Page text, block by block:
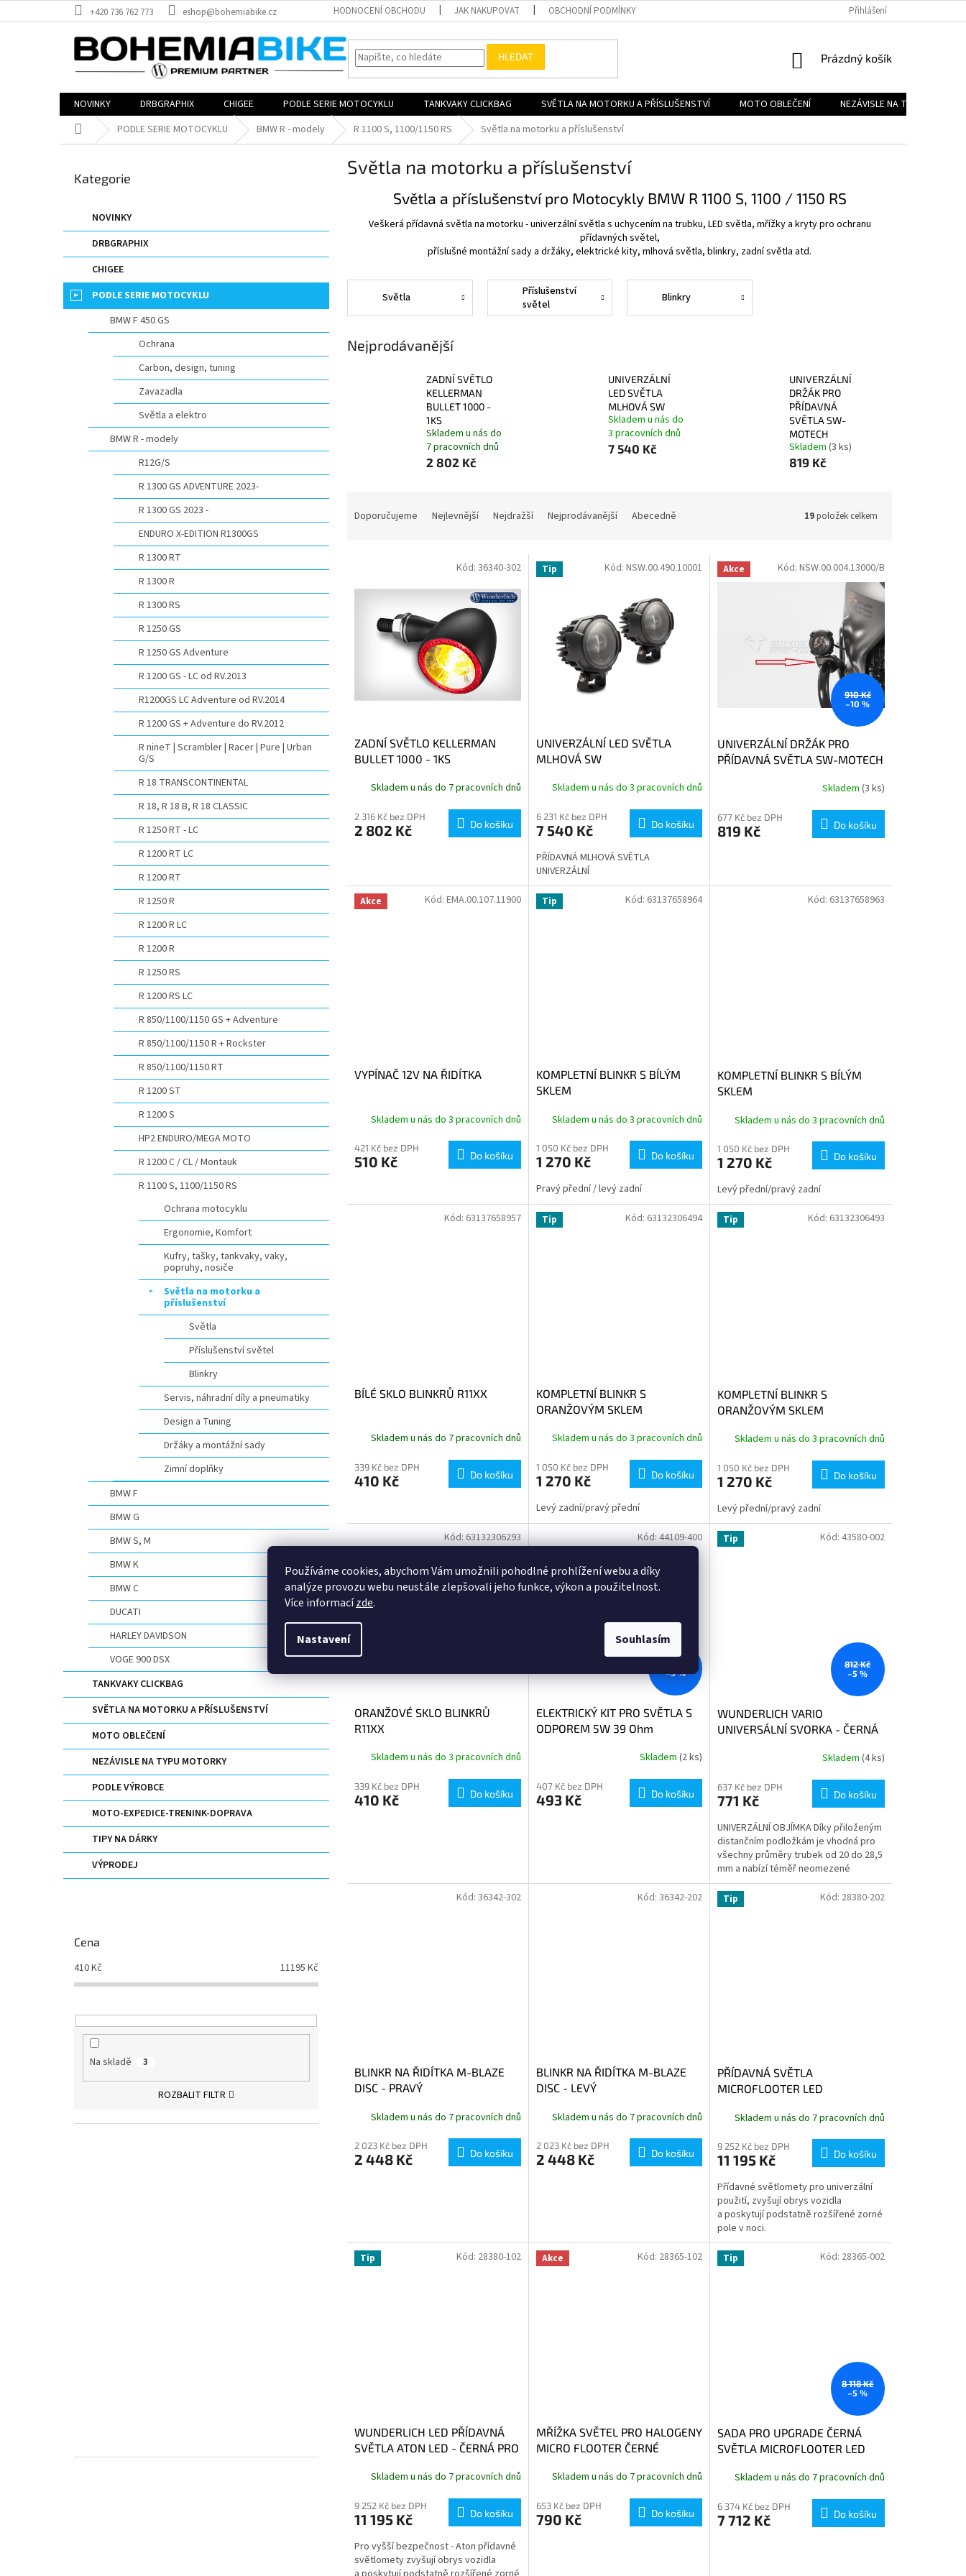
Používáme cookies, abychom Vám umožnili pohodlné prohlížení webu a díky
analýze provozu webu neustále zlepšovali jeho funkce, výkon a použitelnost.
Více informacízde.
Nastavení Souhlasím
na
+420 736 762 773 eshop@bohemiabike.cz HODNOCENÍ OBCHODU JAK NAKUPOVAT OBCHODNÍ PODMÍNKY REKLAMAČNÍ ŘÁD
Přihlášení
HLEDAT
NÁKUPNÍ
Prázdný košík
NOVINKY DRBGRAPHIX CHIGEE PODLE SERIE MOTOCYKLU TANKVAKY CLICKBAG SVĚTLA NA MOTORKU A PŘÍSLUŠENSTVÍ MOTO OBLEČENÍ
NEZÁVISLE NA TYPU
Domů PODLE SERIE MOTOCYKLU BMW R - modely R 1100 S, 1100/1150 RS Světla na motorku a příslušenství
a
n
a
Přeskočit
Kategorie
NOVINKY
DRBGRAPHIX
CHIGEE
PODLE SERIE MOTOCYKLU
BMW F 450 GS
Ochrana
Carbon, design, tuning
Zavazadla
Světla a elektro
BMW R - modely
R12G/S
R 1300 GS ADVENTURE 2023-
R 1300 GS 2023 -
ENDURO X-EDITION R1300GS
R 1300 RT
R 1300 R
R 1300 RS
R 1250 GS
R 1250 GS Adventure
R 1200 GS - LC od RV.2013
R1200GS LC Adventure od RV.2014
R 1200 GS + Adventure do RV.2012
R nineT | Scrambler | Racer | Pure | Urban
G/S
R 18 TRANSCONTINENTAL
R 18, R 18 B, R 18 CLASSIC
R 1250 RT - LC
R 1200 RT LC
R 1200 RT
R 1250 R
R 1200 R LC
R 1200 R
R 1250 RS
R 1200 RS LC
R 850/1100/1150 GS + Adventure
R 850/1100/1150 R + Rockster
R 850/1100/1150 RT
R 1200 ST
R 1200 S
HP2 ENDURO/MEGA MOTO
R 1200 C / CL / Montauk
R 1100 S, 1100/1150 RS
Ochrana motocyklu
Ergonomie, Komfort
Kufry, tašky, tankvaky, vaky,
popruhy, nosiče
Světla na motorku a
příslušenství
Světla
Příslušenství světel
Blinkry
Servis, náhradní díly a pneumatiky
Design a Tuning
Držáky a montážní sady
Zimní doplňky
BMW F
BMW G
BMW S, M
BMW K
BMW C
DUCATI
HARLEY DAVIDSON
VOGE 900 DSX
TANKVAKY CLICKBAG
SVĚTLA NA MOTORKU A PŘÍSLUŠENSTVÍ
MOTO OBLEČENÍ
NEZÁVISLE NA TYPU MOTORKY
PODLE VÝROBCE
MOTO-EXPEDICE-TRENINK-DOPRAVA
TIPY NA DÁRKY
VÝPRODEJ
Cena
410Kč 11195 Kč
Na skladě 3
ROZBALIT FILTR
Světla na motorku a příslušenství
Světla a příslušenství pro Motocykly BMW R 1100 S, 1100 / 1150 RS
Veškerá přídavná světla na motorku - univerzální světla s uchycením na trubku, LED světla, mřížky a kryty pro ochranu
přídavných světel,
příslušné montážní sady a držáky, elektrické kity, mlhová světla, blinkry, zadní světla atd.
Světla
Příslušenství
světel
Blinkry
Nejprodávanější
ZADNÍ SVĚTLO
KELLERMAN
BULLET 1000 -
1KS
Skladem u nás do
7 pracovních dnů
2 802 Kč
UNIVERZÁLNÍ
LED SVĚTLA
MLHOVÁ SW
Skladem u nás do
3 pracovních dnů
7 540 Kč
UNIVERZÁLNÍ
DRŽÁK PRO
PŘÍDAVNÁ
SVĚTLA SW-
MOTECH
Skladem(3 ks)
819 Kč
p
Doporučujeme Nejlevnější Nejdražší Nejprodávanější Abecedně 19položek celkem
p
ZADNÍ SVĚTLO KELLERMAN
BULLET 1000 - 1KS
Skladem u nás do 7 pracovních dnů
2 316 Kč bez DPH
2 802 Kč Do košíku
Kód: 36340-302 Tip
UNIVERZÁLNÍ LED SVĚTLA
MLHOVÁ SW
Skladem u nás do 3 pracovních dnů
6 231 Kč bez DPH
7 540 Kč Do košíku
PŘÍDAVNÁ MLHOVÁ SVĚTLA
UNIVERZÁLNÍ
Kód:NSW.00.490.10001 Akce
910 Kč
–10 %
UNIVERZÁLNÍ DRŽÁK PRO
PŘÍDAVNÁ SVĚTLA SW-MOTECH
Skladem (3 ks)
677 Kč bez DPH
819 Kč Do košíku
Kód: NSW.00.004.13000/B
Akce
VYPÍNAČ 12V NA ŘIDÍTKA
Skladem u nás do 3 pracovních dnů
421 Kč bez DPH
510 Kč Do košíku
Kód: EMA.00.107.11900 Tip
KOMPLETNÍ BLINKR S BÍLÝM
SKLEM
Skladem u nás do 3 pracovních dnů
1 050 Kč bez DPH
1 270 Kč Do košíku
Pravý přední / levý zadní
Kód: 63137658964
KOMPLETNÍ BLINKR S BÍLÝM
SKLEM
Skladem u nás do 3 pracovních dnů
1 050 Kč bez DPH
1 270 Kč Do košíku
Levý přední/pravý zadní
Kód: 63137658963
BÍLÉ SKLO BLINKRŮ R11XX
Skladem u nás do 7 pracovních dnů
339 Kč bez DPH
410 Kč Do košíku
Kód: 63137658957 Tip
KOMPLETNÍ BLINKR S
ORANŽOVÝM SKLEM
Skladem u nás do 3 pracovních dnů
1 050 Kč bez DPH
1 270 Kč Do košíku
Levý zadní/pravý přední
Kód: 63132306494 Tip
KOMPLETNÍ BLINKR S
ORANŽOVÝM SKLEM
Skladem u nás do 3 pracovních dnů
1 050 Kč bez DPH
1 270 Kč Do košíku
Levý přední/pravý zadní
Kód: 63132306493
ORANŽOVÉ SKLO BLINKRŮ
R11XX
Skladem u nás do 3 pracovních dnů
339 Kč bez DPH
410 Kč Do košíku
Kód:63132306293
–5 %
ELEKTRICKÝ KIT PRO SVĚTLA S
ODPOREM 5W 39 Ohm
Skladem(2 ks)
407 Kč bez DPH
493 Kč Do košíku
Kód:44109-400 Tip
812 Kč
–5 %
WUNDERLICH VARIO
UNIVERSÁLNÍ SVORKA - ČERNÁ
Skladem (4 ks)
637 Kč bez DPH
771 Kč Do košíku
UNIVERZÁLNÍ OBJÍMKA Díky přiloženým
distančním podložkám je vhodná pro
všechny průměry trubek od 20 do 28,5
mm a nabízí téměř neomezené
možnosti montáže. Lze namontovat...
Kód: 43580-002
BLINKR NA ŘIDÍTKA M-BLAZE
DISC - PRAVÝ
Skladem u nás do 7 pracovních dnů
2 023 Kč bez DPH
2 448 Kč Do košíku
Kód: 36342-302
BLINKR NA ŘIDÍTKA M-BLAZE
DISC - LEVÝ
Skladem u nás do 7 pracovních dnů
2 023 Kč bez DPH
2 448 Kč Do košíku
Kód:36342-202 Tip
PŘÍDAVNÁ SVĚTLA
MICROFLOOTER LED
Skladem u nás do 7 pracovních dnů
9 252 Kč bez DPH
11 195 Kč Do košíku
Přídavné světlomety pro univerzální
použití, zvyšují obrys vozidla
a poskytují podstatně rozšířené zorné
pole v noci.
Kód: 28380-202
Tip
WUNDERLICH LED PŘÍDAVNÁ
SVĚTLA ATON LED - ČERNÁ PRO
Skladem u nás do 7 pracovních dnů
9 252 Kč bez DPH
11 195 Kč Do košíku
Pro vyšší bezpečnost - Aton přídavné
světlomety zvyšují obrys vozidla
Kód: 28380-102 Akce
MŘÍŽKA SVĚTEL PRO HALOGENY
MICRO FLOOTER ČERNÉ
Skladem u nás do 7 pracovních dnů
653 Kč bez DPH
790 Kč Do košíku
Kód: 28365-102 Tip
8 118 Kč
–5 %
SADA PRO UPGRADE ČERNÁ
SVĚTLA MICROFLOOTER LED
Skladem u nás do 7 pracovních dnů
6 374 Kč bez DPH
7 712 Kč Do košíku
Kód: 28365-002